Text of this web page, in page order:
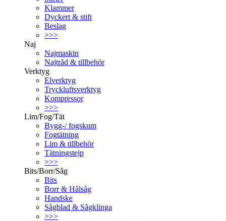
Klammer
Dyckert & stift
Beslag
>>>
Naj
Najmaskin
Najtråd & tillbehör
Verktyg
Elverktyg
Tryckluftsverktyg
Kompressor
>>>
Lim/Fog/Tät
Bygg-/ fogskum
Fogtätning
Lim & tillbehör
Tätningstejp
>>>
Bits/Borr/Såg
Bits
Borr & Hålsåg
Handske
Sågblad & Sågklinga
>>>